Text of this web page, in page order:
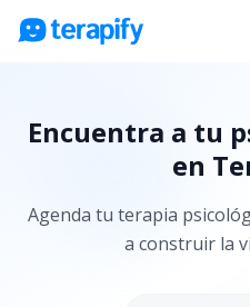
Precios
Empresas
Preguntas frecuentes
Encuentra a tu
en
Agenda tu terapia
a construir la